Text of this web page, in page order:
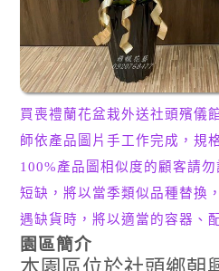
買喪禮蘭花盆栽外送社頭殯儀
師依產品圖片手工作完成，規
100%產品圖相似度的顧客請
短缺，將以當季類似品種替換
遇缺貨時，將以適當的容器、
園區簡介